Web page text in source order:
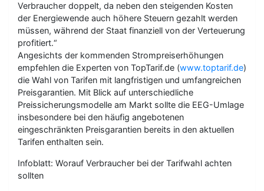
Verbraucher doppelt, da neben den steigenden Kosten
der Energiewende auch höhere Steuern gezahlt werden
müssen, während der Staat finanziell von der Verteuerung
profitiert.“
Angesichts der kommenden Strompreiserhöhungen
empfehlen die Experten von TopTarif.de (www.toptarif.de)
die Wahl von Tarifen mit langfristigen und umfangreichen
Preisgarantien. Mit Blick auf unterschiedliche
Preissicherungsmodelle am Markt sollte die EEG-Umlage
insbesondere bei den häufig angebotenen
eingeschränkten Preisgarantien bereits in den aktuellen
Tarifen enthalten sein.
Infoblatt: Worauf Verbraucher bei der Tarifwahl achten
sollten